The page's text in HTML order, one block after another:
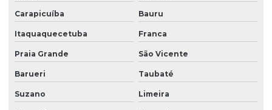
Empresa de portaria e limpeza
Empresa de portaria e recepção
Empresa de portaria remota
Empresa de recepcionista terceirização
Empresa de serviço terceirizado
Carapicuíba Bauru
Itaquaquecetuba Franca
Praia Grande São Vicente
Barueri Taubaté
Suzano Limeira